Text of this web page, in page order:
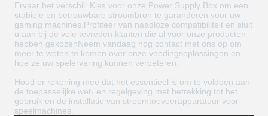
Ervaar het verschil: Kies voor onze Power Supply Box om een
stabiele en betrouwbare stroombron te garanderen voor uw
gaming machines.Profiteer van naadloze compatibiliteit en sluit
u aan bij de vele tevreden klanten die al voor onze producten
hebben gekozenNeem vandaag nog contact met ons op om
meer te weten te komen over onze voedingsoplossingen en
hoe ze uw spelervaring kunnen verbeteren.
Houd er rekening mee dat het essentieel is om te voldoen aan
de toepasselijke wet- en regelgeving met betrekking tot het
gebruik en de installatie van stroomtoevoerapparatuur voor
speelmachines.